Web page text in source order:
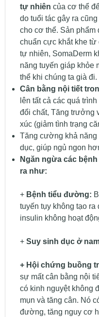
tự nhiên của cơ thể
do tuổi tác gây ra
cho cơ thể. Sản
chuẩn cực khắt khe từ
tự nhiên, SomaDerm
năng tuyến giáp khỏe
thể khi chúng ta già đi.
Cân bằng nội tiết
lên tất cả các quá
đổi chất, Tăng trưởng
xúc (giảm tình trạng
Tăng cường khả
dục, giúp ngủ ngon
Ngăn ngừa các
ra như:
+ Bệnh tiểu đường:
tuyến tụy không tạo
insulin không hoạt
+ Suy sinh dục ở
+ Hội chứng buồng
sự mất cân bằng nội
có kinh nguyệt không
mụn và tăng cân. Nó
đường, tăng nguy cơ